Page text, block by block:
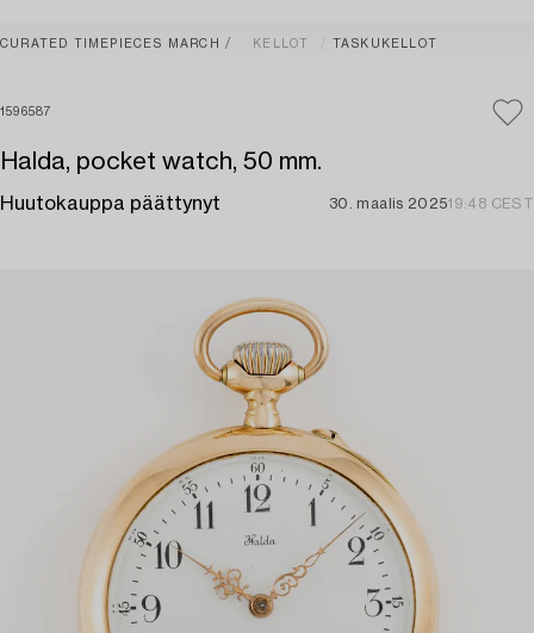
CURATED TIMEPIECES MARCH KELLOT TASKUKELLOT
1596587
Halda, pocket watch, 50 mm.
Huutokauppa päättynyt 30. maalis 202519:48 CEST